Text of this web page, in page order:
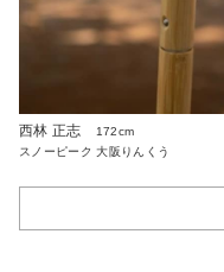
西林 正志
172cm
スノーピーク 大阪りんくう